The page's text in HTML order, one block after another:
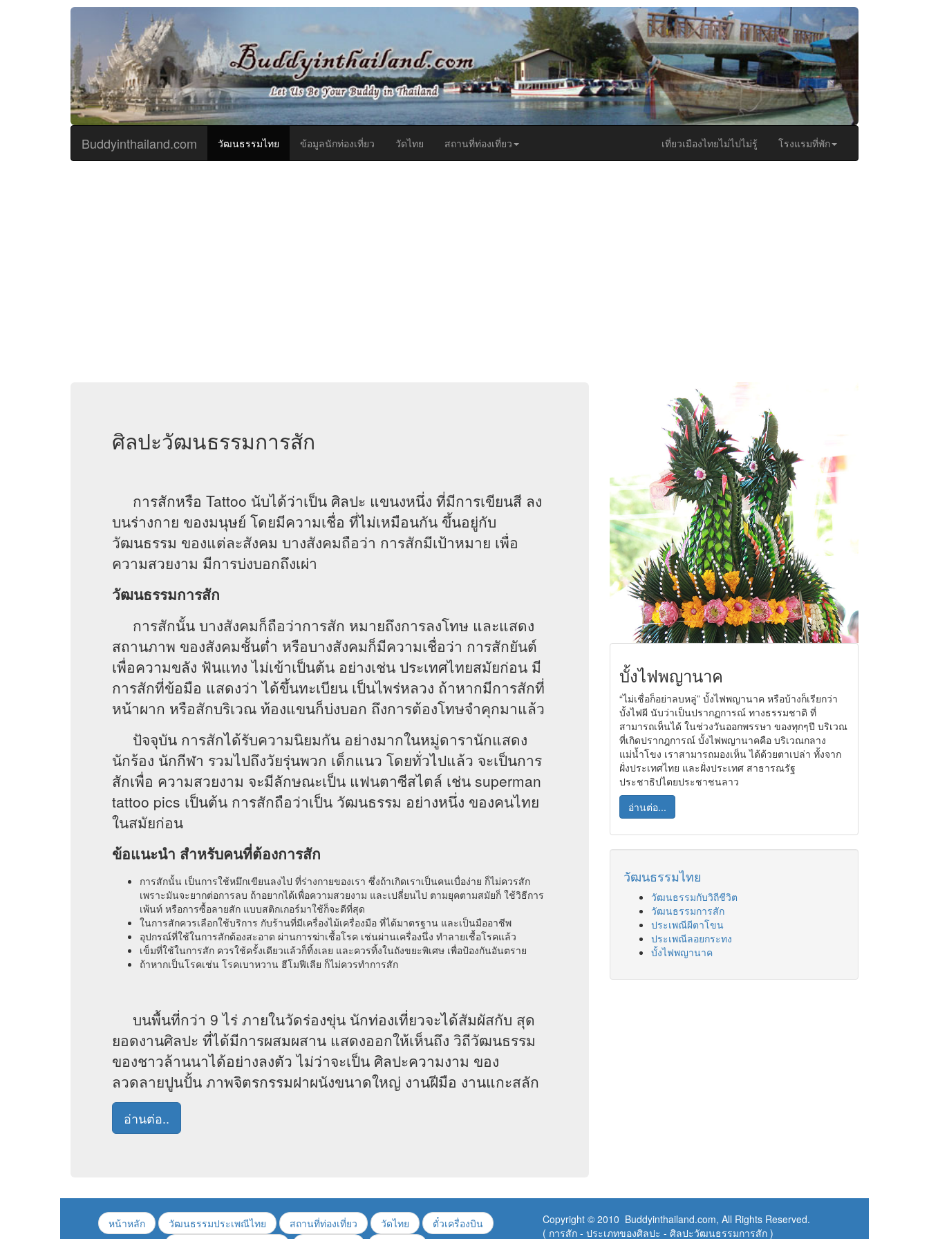
Buddyinthailand.com วัฒนธรรมไทย (current)ข้อมูลนักท่องเที่ยว วัดไทย สถานที่ท่องเที่ยว เที่ยวเมืองไทยไม่ไปไม่รู้ โรงแรมที่พัก
ศิลปะวัฒนธรรมการสัก
การสักหรือ Tattoo นับได้ว่าเป็น ศิลปะ แขนงหนึ่ง ที่มีการเขียนสี ลง
บนร่างกาย ของมนุษย์ โดยมีความเชื่อ ที่ไม่เหมือนกัน ขึ้นอยู่กับ
วัฒนธรรม ของแต่ละสังคม บางสังคมถือว่า การสักมีเป้าหมาย เพื่อ
ความสวยงาม มีการบ่งบอกถึงเผ่า
วัฒนธรรมการสัก
การสักนั้น บางสังคมก็ถือว่าการสัก หมายถึงการลงโทษ และแสดง
สถานภาพ ของสังคมชั้นต่ำ หรือบางสังคมก็มีความเชื่อว่า การสักยันต์
เพื่อความขลัง ฟันแทง ไม่เข้าเป็นต้น อย่างเช่น ประเทศไทยสมัยก่อน มี
การสักที่ข้อมือ แสดงว่า ได้ขึ้นทะเบียน เป็นไพร่หลวง ถ้าหากมีการสักที่
หน้าผาก หรือสักบริเวณ ท้องแขนก็บ่งบอก ถึงการต้องโทษจำคุกมาแล้ว
ปัจจุบัน การสักได้รับความนิยมกัน อย่างมากในหมู่ดารานักแสดง
นักร้อง นักกีฬา รวมไปถึงวัยรุ่นพวก เด็กแนว โดยทั่วไปแล้ว จะเป็นการ
สักเพื่อ ความสวยงาม จะมีลักษณะเป็น แฟนตาซีสไตล์ เช่น superman
tattoo pics เป็นต้น การสักถือว่าเป็น วัฒนธรรม อย่างหนึ่ง ของคนไทย
ในสมัยก่อน
ข้อแนะนำ สำหรับคนที่ต้องการสัก
การสักนั้น เป็นการใช้หมึกเขียนลงไป ที่ร่างกายของเรา ซึ่งถ้าเกิดเราเป็นคนเบื่อง่าย ก็ไม่ควรสัก
เพราะมันจะยากต่อการลบ ถ้าอยากได้เพื่อความสวยงาม และเปลี่ยนไป ตามยุคตามสมัยก็ ใช้วิธีการ
เพ้นท์ หรือการซื้อลายสัก แบบสติกเกอร์มาใช้ก็จะดีที่สุด
ในการสักควรเลือกใช้บริการ กับร้านที่มีเครื่องไม้เครื่องมือ ที่ได้มาตรฐาน และเป็นมืออาชีพ
อุปกรณ์ที่ใช้ในการสักต้องสะอาด ผ่านการฆ่าเชื้อโรค เช่นผ่านเครื่องนึ่ง ทำลายเชื้อโรคแล้ว
เข็มที่ใช้ในการสัก ควรใช้ครั้งเดียวแล้วก็ทิ้งเลย และควรทิ้งในถังขยะพิเศษ เพื่อป้องกันอันตราย
ถ้าหากเป็นโรคเช่น โรคเบาหวาน ฮีโมฟีเลีย ก็ไม่ควรทำการสัก
บนพื้นที่กว่า 9 ไร่ ภายในวัดร่องขุ่น นักท่องเที่ยวจะได้สัมผัสกับ สุด
ยอดงานศิลปะ ที่ได้มีการผสมผสาน แสดงออกให้เห็นถึง วิถีวัฒนธรรม
ของชาวล้านนาได้อย่างลงตัว ไม่ว่าจะเป็น ศิลปะความงาม ของ
ลวดลายปูนปั้น ภาพจิตรกรรมฝาผนังขนาดใหญ่ งานฝีมือ งานแกะสลัก
อ่านต่อ..
บั้งไฟพญานาค
“ไม่เชื่อก็อย่าลบหลู่” บั้งไฟพญานาค หรือบ้างก็เรียกว่า
บั้งไฟผี นับว่าเป็นปรากฏการณ์ ทางธรรมชาติ ที่
สามารถเห็นได้ ในช่วงวันออกพรรษา ของทุกๆปี บริเวณ
ที่เกิดปรากฎการณ์ บั้งไฟพญานาคคือ บริเวณกลาง
แม่น้ำโขง เราสามารถมองเห็น ได้ด้วยตาเปล่า ทั้งจาก
ฝั่งประเทศไทย และฝั่งประเทศ สาธารณรัฐ
ประชาธิปไตยประชาชนลาว
อ่านต่อ...
วัฒนธรรมไทย
วัฒนธรรมกับวิถีชีวิต
วัฒนธรรมการสัก
ประเพณีผีตาโขน
ประเพณีลอยกระทง
บั้งไฟพญานาค
หน้าหลัก วัฒนธรรมประเพณีไทย สถานที่ท่องเที่ยว วัดไทย
ตั๋วเครื่องบิน
Copyright © 2010 Buddyinthailand.com, All Rights Reserved.
( การสัก - ประเภทของศิลปะ - ศิลปะวัฒนธรรมการสัก)